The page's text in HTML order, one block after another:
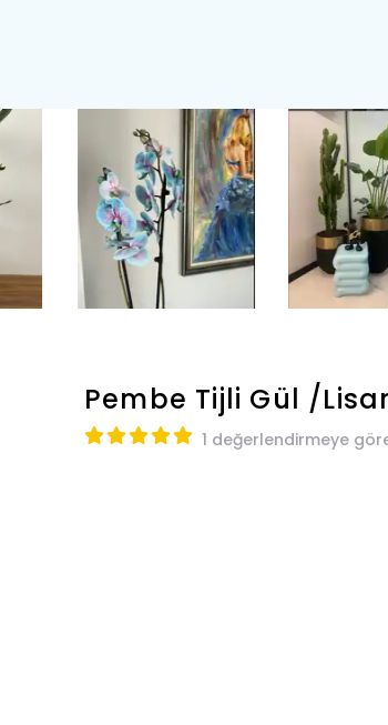
Pembe Tijli Gül /
1 değerlendirmeye